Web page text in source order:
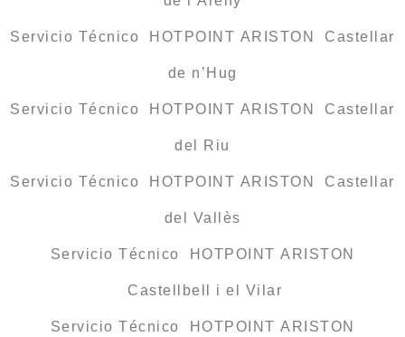
Servicio Técnico HOTPOINT ARISTON Castellar
de n’Hug
Servicio Técnico HOTPOINT ARISTON Castellar
del Riu
Servicio Técnico HOTPOINT ARISTON Castellar
del Vallès
Servicio Técnico HOTPOINT ARISTON
Castellbell i el Vilar
Servicio Técnico HOTPOINT ARISTON